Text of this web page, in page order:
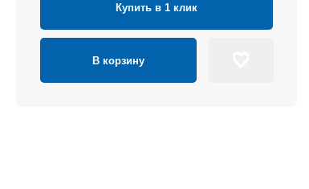
Купить в 1 клик
В корзину